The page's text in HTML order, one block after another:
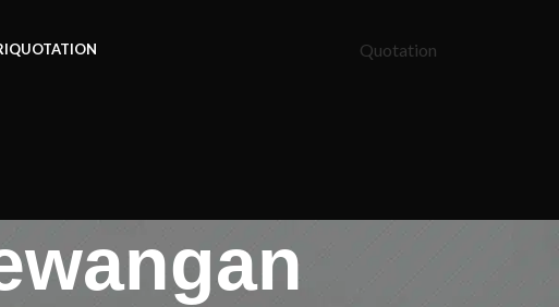
QUOTATION Quotation